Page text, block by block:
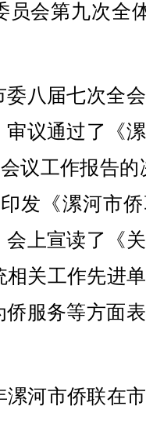
员会第九次全
八届七次全
议通过了《
议工作报告的
发《漯河市侨
上宣读了《
相关工作先进
服务等方面
河市侨联在